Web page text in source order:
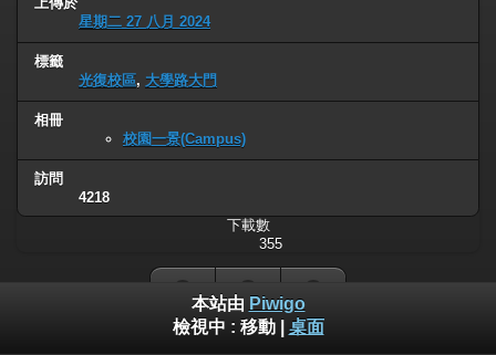
星期二 27 八月 2024
標籤
光復校區, 大學路大門
相冊
校園一景(Campus)
訪問
4218
下載數
355
本站由 Piwigo
檢視中 : 移動| 桌面